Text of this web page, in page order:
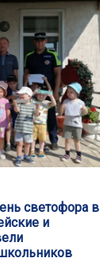
светофора в
и